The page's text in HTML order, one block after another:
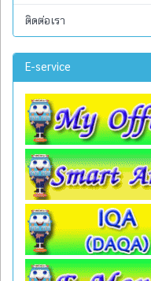
ติดต่อเรา
E-service